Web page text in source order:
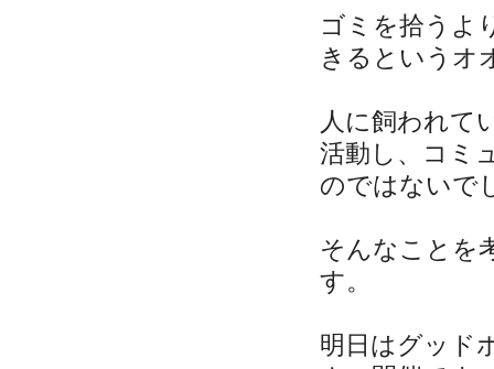
ゴミを拾うよ
きるというオ
人に飼われて
活動し、コミ
のではないで
そんなことを
す。
明日はグッド